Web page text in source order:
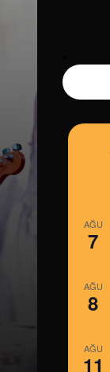
AĞU
7
AĞU
8
AĞU
11